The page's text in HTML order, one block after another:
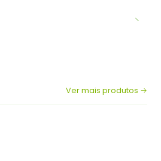
Ver mais produtos